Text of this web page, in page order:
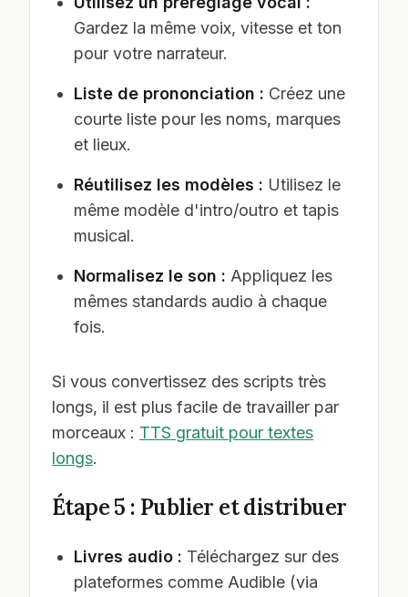
Gardez la même voix, vitesse et ton
pour votre narrateur.
Liste de prononciation : Créez une
courte liste pour les noms, marques
et lieux.
Réutilisez les modèles : Utilisez le
même modèle d'intro/outro et tapis
musical.
Normalisez le son : Appliquez les
mêmes standards audio à chaque
fois.
Si vous convertissez des scripts très
longs, il est plus facile de travailler par
morceaux : TTS gratuit pour textes
longs.
Étape 5 : Publier et distribuer
Livres audio : Téléchargez sur des
plateformes comme Audible (via